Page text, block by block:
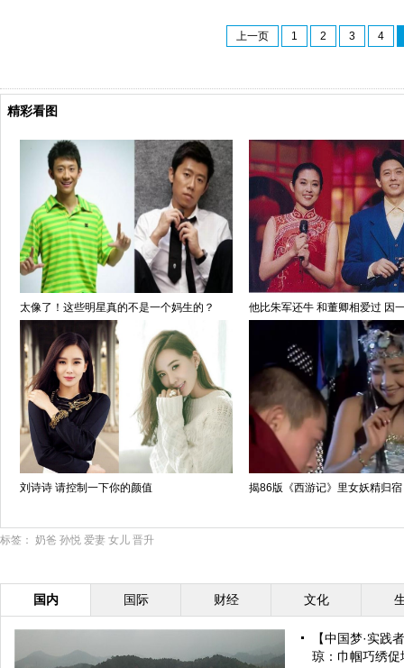
上一页 1 2 3 4
精彩看图
太像了！这些明星真的不是一个妈生的？ 他比朱军还牛 和董卿相爱过 因
刘诗诗 请控制一下你的颜值 揭86版《西游记》里女妖精归
标签： 奶爸 孙悦 爱妻 女儿 晋升
国内 国际 财经 文化
【中国梦·实践
琼：巾帼巧绣促